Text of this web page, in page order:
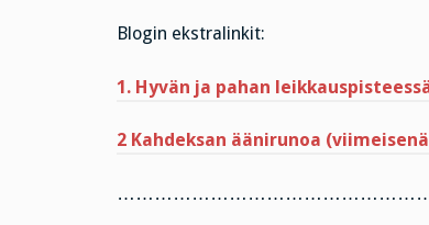
Blogin ekstralinkit:
1. Hyvän ja pahan
2 Kahdeksan äänirunoa (viimeisenä